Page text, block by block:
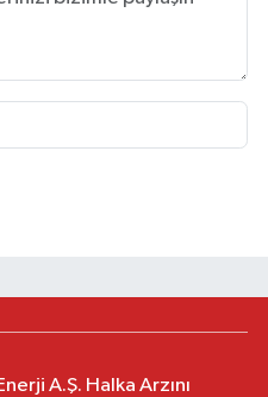
A.Ş. Halka Arzını